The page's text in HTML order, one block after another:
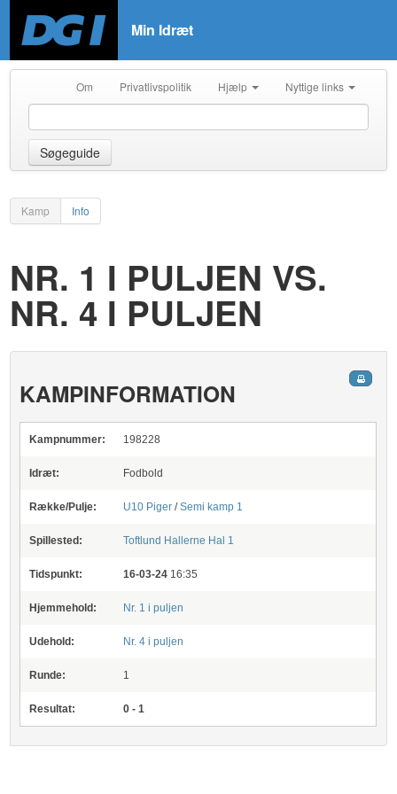
Min Idræt
Om Privatlivspolitik Hjælp Nyttige links
Søgeguide
Kamp Info
NR. 1 I PULJEN VS.
NR. 4 I PULJEN
KAMPINFORMATION
Kampnummer: 198228
Idræt: Fodbold
Række/Pulje: U10 Piger /Semi kamp 1
Spillested: Toftlund Hallerne Hal 1
Tidspunkt: 16-03-24 16:35
Hjemmehold: Nr. 1 i puljen
Udehold: Nr. 4 i puljen
Runde: 1
Resultat: 0 - 1